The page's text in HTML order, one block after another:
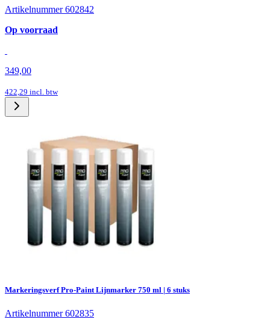
Artikelnummer 602842
Op voorraad
349,00
422,29 incl. btw
Markeringsverf Pro-Paint Lijnmarker 750 ml | 6 stuks
Artikelnummer 602835